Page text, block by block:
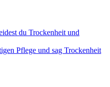
du Trockenheit und
Pflege und sag Trockenheit